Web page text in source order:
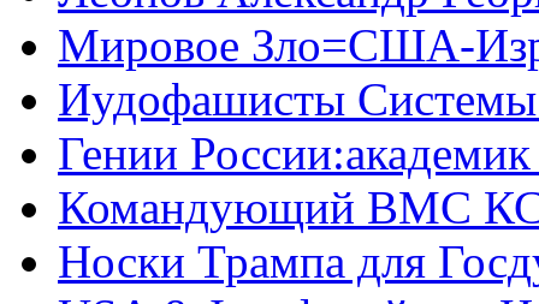
Мировое Зло=США-
Иудофашисты
Гении
Командующий ВМС
Носки Трампа для